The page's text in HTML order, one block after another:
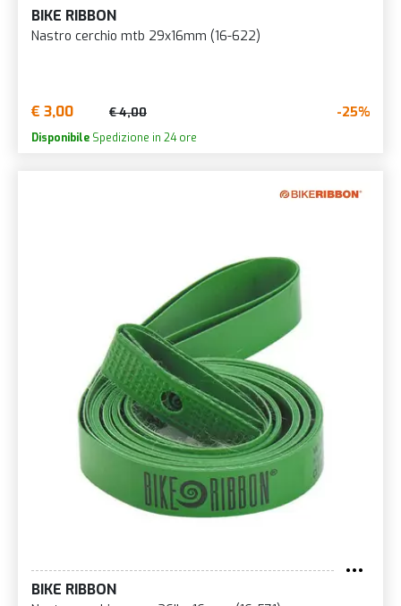
BIKE RIBBON
Nastro cerchio mtb 29x16mm (16-622)
€ 3,00 € 4,00 -25%
Disponibile Spedizione in 24 ore
BIKE RIBBON